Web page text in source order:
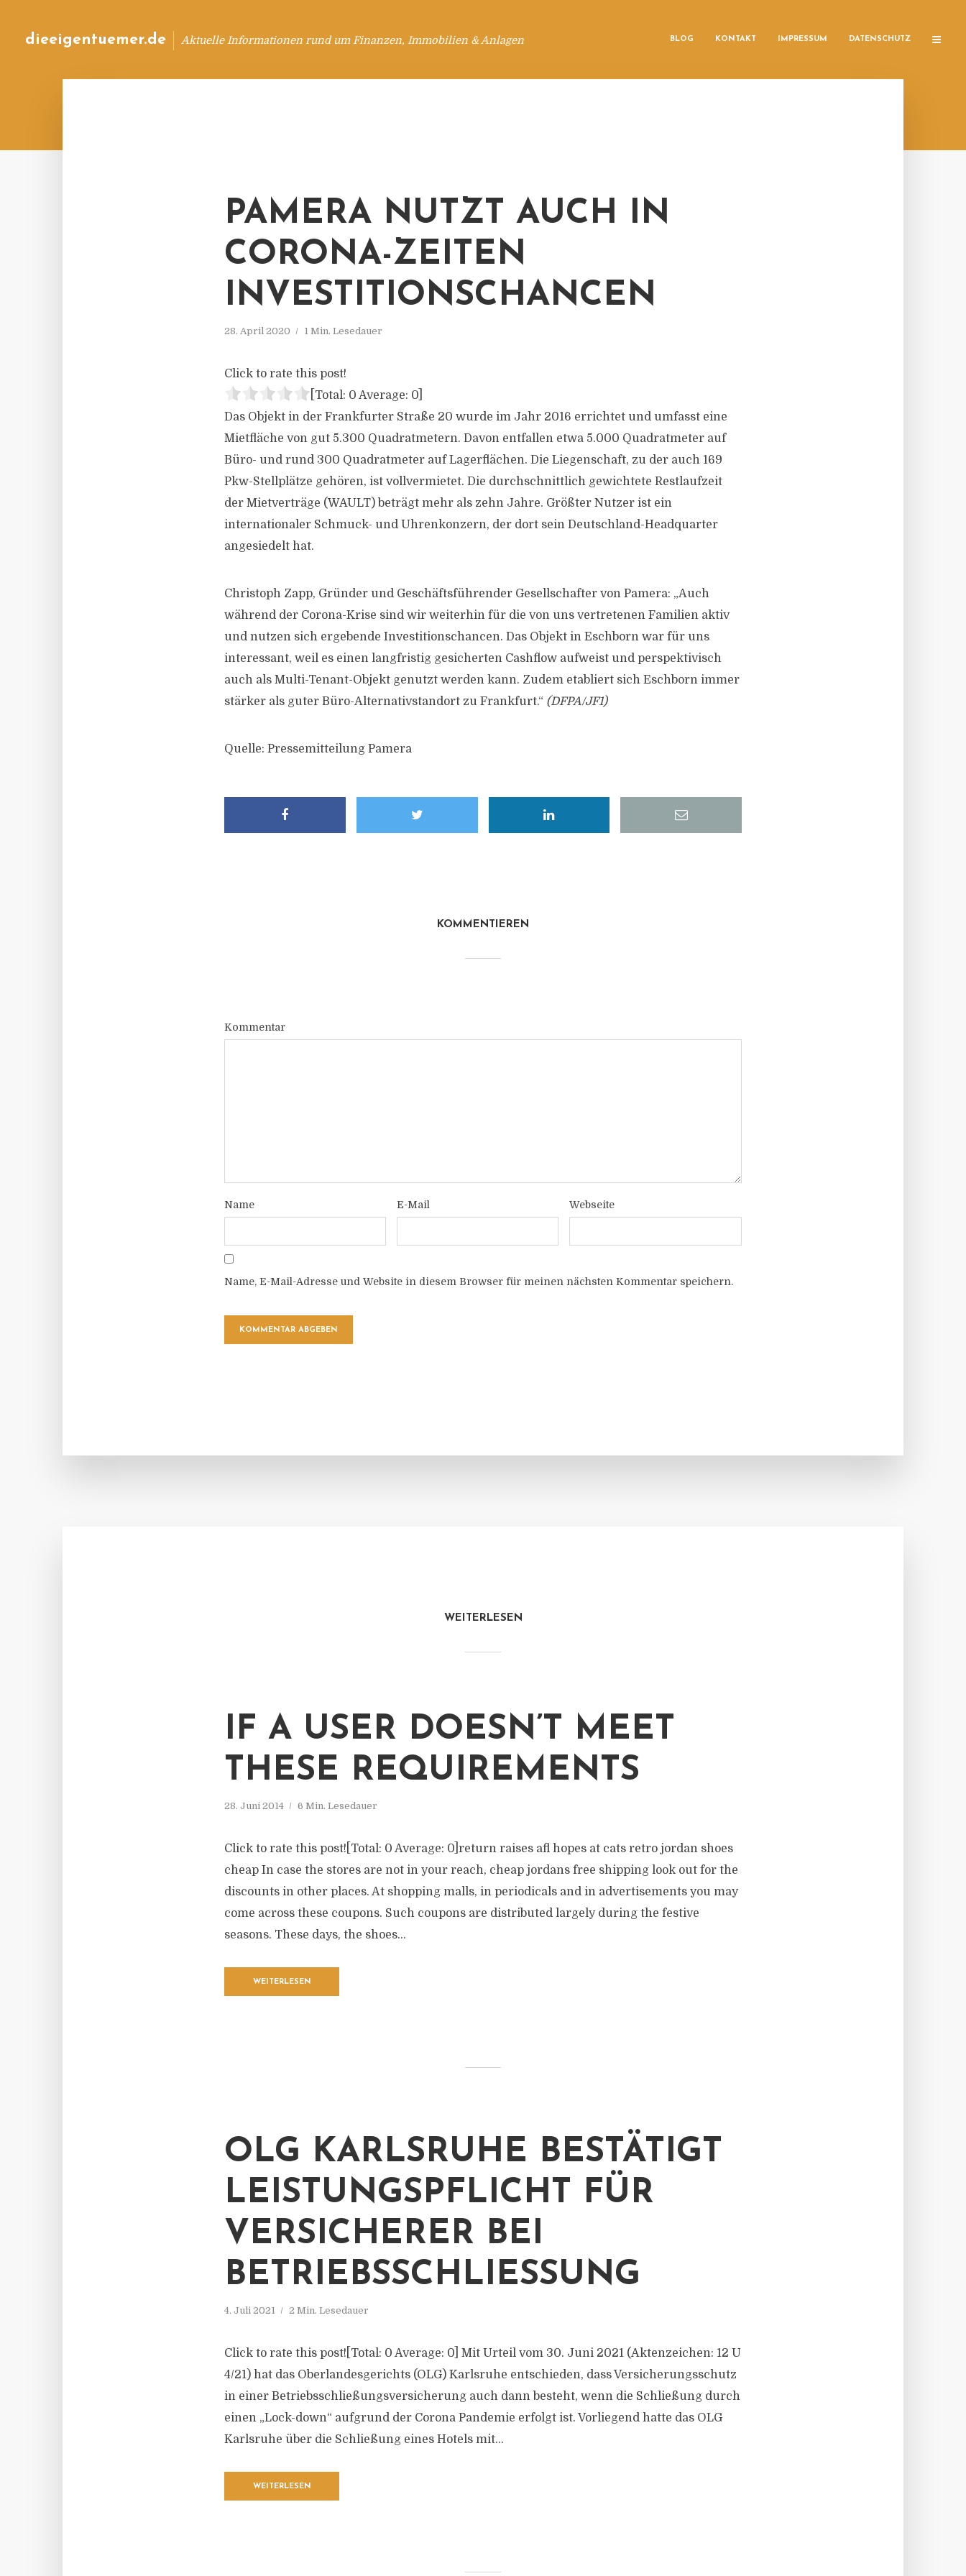
dieeigentuemer.de Aktuelle Informationen rund um Finanzen, Immobilien & Anlagen BLOG KONTAKT IMPRESSUM DATENSCHUTZ
PAMERA NUTZT AUCH IN
CORONA-ZEITEN
INVESTITIONSCHANCEN
28. April 2020 1 Min. Lesedauer
Click to rate this post!
[Total: 0 Average: 0
Das Objekt in der Frankfurter Straße 20 wurde im Jahr 2016 errichtet und umfasst eine
Mietfläche von gut 5.300 Quadratmetern. Davon entfallen etwa 5.000 Quadratmeter auf
Büro- und rund 300 Quadratmeter auf Lagerflächen. Die Liegenschaft, zu der auch 169
Pkw-Stellplätze gehören, ist vollvermietet. Die durchschnittlich gewichtete Restlaufzeit
der Mietverträge (WAULT) beträgt mehr als zehn Jahre. Größter Nutzer ist ein
internationaler Schmuck- und Uhrenkonzern, der dort sein Deutschland-Headquarter
angesiedelt hat.
Christoph Zapp, Gründer und Geschäftsführender Gesellschafter von Pamera: „Auch
während der Corona-Krise sind wir weiterhin für die von uns vertretenen Familien aktiv
und nutzen sich ergebende Investitionschancen. Das Objekt in Eschborn war für uns
interessant, weil es einen langfristig gesicherten Cashflow aufweist und perspektivisch
auch als Multi-Tenant-Objekt genutzt werden kann. Zudem etabliert sich Eschborn immer
stärker als guter Büro-Alternativstandort zu Frankfurt.“ (DFPA/JF1)
Quelle: Pressemitteilung Pamera
KOMMENTIEREN
Kommentar
Name E-Mail Webseite
Name, E-Mail-Adresse und Website in diesem Browser für meinen nächsten Kommentar speichern.
WEITERLESEN
IF A USER DOESN’T MEET
THESE REQUIREMENTS
28. Juni 2014 6 Min. Lesedauer
Click to rate this post![Total: 0 Average: 0]return raises afl hopes at cats retro jordan shoes
cheap In case the stores are not in your reach, cheap jordans free shipping look out for the
discounts in other places. At shopping malls, in periodicals and in advertisements you may
come across these coupons. Such coupons are distributed largely during the festive
seasons. These days, the shoes...
WEITERLESEN
OLG KARLSRUHE BESTÄTIGT
LEISTUNGSPFLICHT FÜR
VERSICHERER BEI
BETRIEBSSCHLIESSUNG
4. Juli 2021 2 Min. Lesedauer
Click to rate this post![Total: 0 Average: 0] Mit Urteil vom 30. Juni 2021 (Aktenzeichen: 12 U
4/21) hat das Oberlandesgerichts (OLG) Karlsruhe entschieden, dass Versicherungsschutz
in einer Betriebsschließungsversicherung auch dann besteht, wenn die Schließung durch
einen „Lock-down“ aufgrund der Corona Pandemie erfolgt ist. Vorliegend hatte das OLG
Karlsruhe über die Schließung eines Hotels mit...
WEITERLESEN